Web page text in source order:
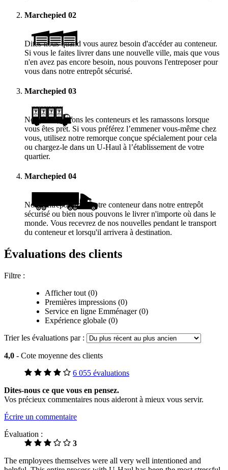
Marchepied 02
Dites-nous quand vous aurez besoin d'accéder au conteneur.
Si vous le faites livrer dans une nouvelle ville, mais que vous
n'en avez pas encore besoin, nous pouvons l'entreposer pour
vous dans notre entrepôt sécurisé.
Marchepied 03
Nous vous livrons les conteneurs et les ramassons lorsque
vous êtes prêt. Si vous préférez l’emmener vous-même chez
vous, utilisez notre remorque conçue spécialement pour cela
ou chargez-le dans un U-Haul à l’établissement de votre
quartier.
Marchepied 04
Nous entreposerons votre conteneur dans notre entrepôt
sécurisé ou bien nous pouvons le livrer n'importe où dans le
monde. Vous recevrez de nos nouvelles pendant le transport
du conteneur et lorsqu'il arrivera à destination.
Évaluations des clients
Filtre :
Afficher tout (0)
Premières impressions (0)
Service en ligne Emménager (0)
Expérience globale (0)
Trier les évaluations par :
4,0 - Cote moyenne des clients
6 055 évaluations
Dites-nous ce que vous en pensez.
Vos précieux commentaires nous aideront à mieux vous servir.
Écrire un commentaire
Évaluation :
3
The employees themselves were all very well intentioned and